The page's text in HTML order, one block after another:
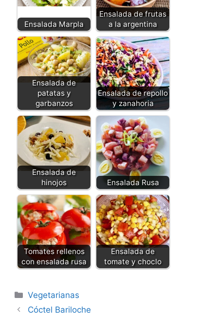
Ensalada Marpla
Ensalada de frutas
a la argentina
Ensalada de
patatas y
garbanzos
Ensalada de repollo
y zanahoria
Ensalada de
hinojos
Ensalada Rusa
Tomates rellenos
con ensalada rusa
Ensalada de
tomate y choclo
Categorías
Vegetarianas
Cóctel Bariloche